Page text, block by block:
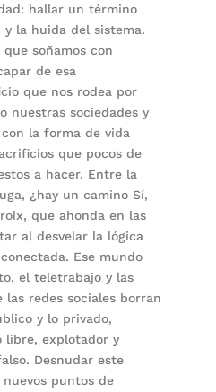
hallar un término
la huida del sistema.
que soñamos con
de esa
que nos rodea por
nuestras sociedades y
la forma de vida
que pocos de
a hacer. Entre la
¿hay un camino Sí,
que ahonda en las
al desvelar la lógica
Ese mundo
el teletrabajo y las
las redes sociales borran
y lo privado,
libre, explotador y
Desnudar este
puntos de